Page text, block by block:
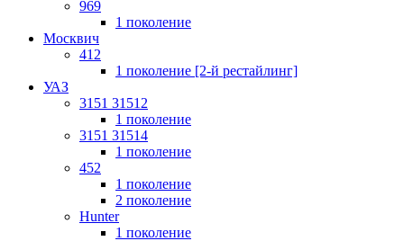
969
1 поколение
Москвич
412
1 поколение [2-й рестайлинг]
УАЗ
3151 31512
1 поколение
3151 31514
1 поколение
452
1 поколение
2 поколение
Hunter
1 поколение